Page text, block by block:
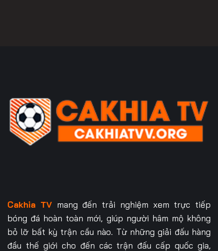
Cakhia TVmang đến trải nghiệm xem trực tiếp
bóng đá hoàn toàn mới, giúp người hâm mộ không
bỏ lỡ bất kỳ trận cầu nào. Từ những giải đấu hàng
đầu thế giới cho đến các trận đấu cấp quốc gia,